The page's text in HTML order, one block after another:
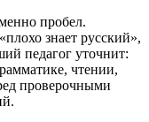
пробел.
знает русский»,
педагог уточнит:
чтении,
проверочными